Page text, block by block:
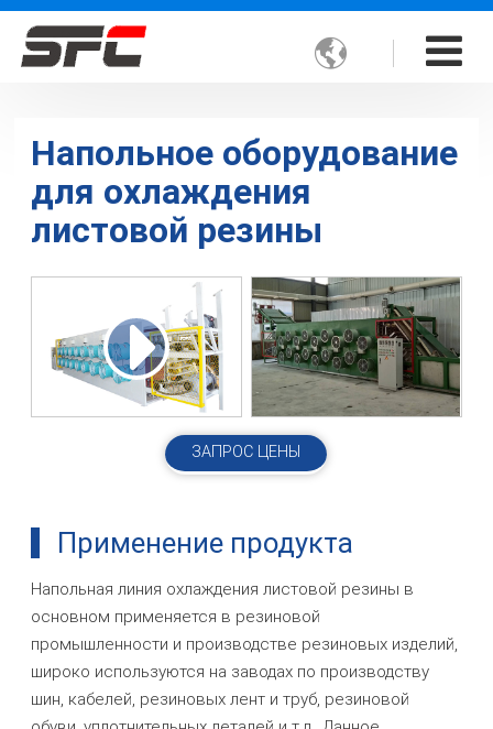

Напольное оборудование
для охлаждения
листовой резины
ЗАПРОС ЦЕНЫ
Применение продукта
Напольная линия охлаждения листовой резины в
основном применяется в резиновой
промышленности и производстве резиновых изделий,
широко используются на заводах по производству
шин, кабелей, резиновых лент и труб, резиновой